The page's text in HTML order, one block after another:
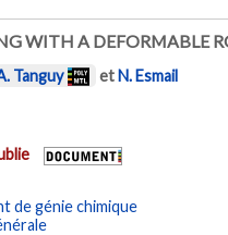
WITH A DEFORMABLE
Tanguy etN. Esmail
de génie chimique